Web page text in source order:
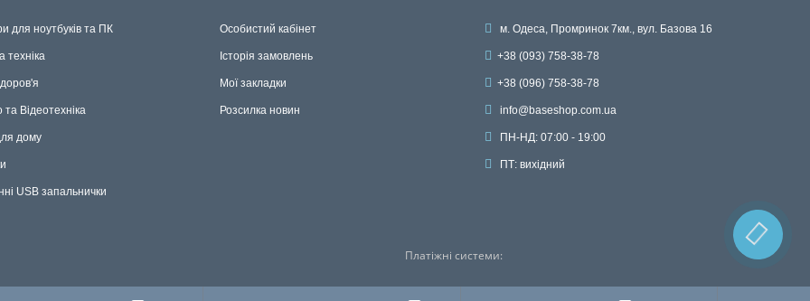
для ноутбуків та ПК
техніка
та Відеотехніка
дому
USB запальнички
Особистий кабінет
Історія замовлень
Мої закладки
Розсилка новин
м. Одеса, Промринок 7км., вул. Базова 16
+38 (093) 758-38-78
+38 (096) 758-38-78
info@baseshop.com.ua
ПН-НД: 07:00 - 19:00
ПТ: вихідний
Платіжні системи: